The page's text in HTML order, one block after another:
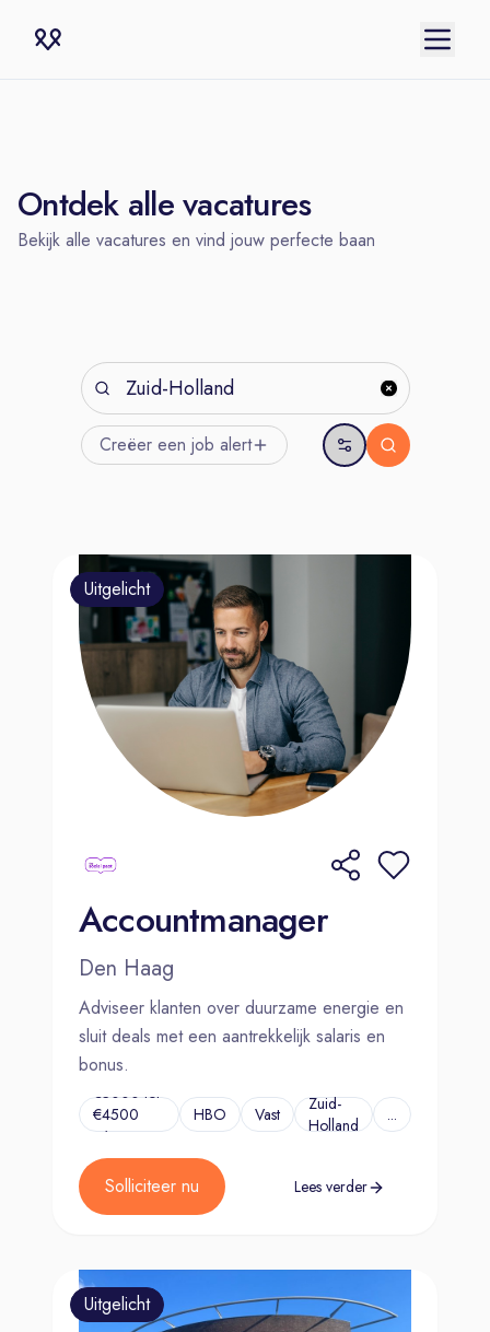
Ontdek alle vacatures
Bekijk alle vacatures en vind jouw perfecte baan
Creëer een job alert
Uitgelicht
Accountmanager
Den Haag
Adviseer klanten over duurzame energie en
sluit deals met een aantrekkelijk salaris en
bonus.
€3000 tot
€4500
p/m
HBO Vast
Zuid-
Holland
...
Solliciteer nu Lees verder
Uitgelicht